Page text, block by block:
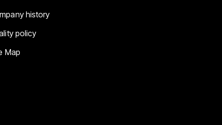
history
policy
Map